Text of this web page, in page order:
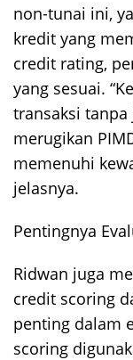
non-tunai ini,
kredit yang
credit rating,
yang sesuai.
transaksi
merugikan
memenuhi
jelasnya.
Pentingnya
Ridwan juga
credit scoring
penting dalam
scoring